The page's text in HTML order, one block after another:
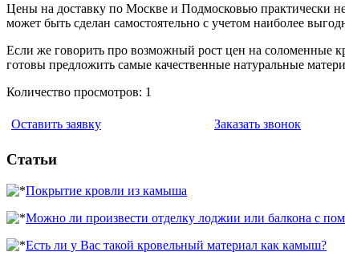
Цены на доставку по Москве и Подмосковью практически
может быть сделан самостоятельно с учетом наиболее
Если же говорить про возможный рост цен на соломенные
готовы предложить самые качественные натуральные
Количество просмотров: 1
Оставить заявку Заказать звонок
Статьи
Покрытие кровли из камыша
Можно ли произвести отделку лоджии или балкона с
Есть ли у Вас такой кровельный материал как камыш?